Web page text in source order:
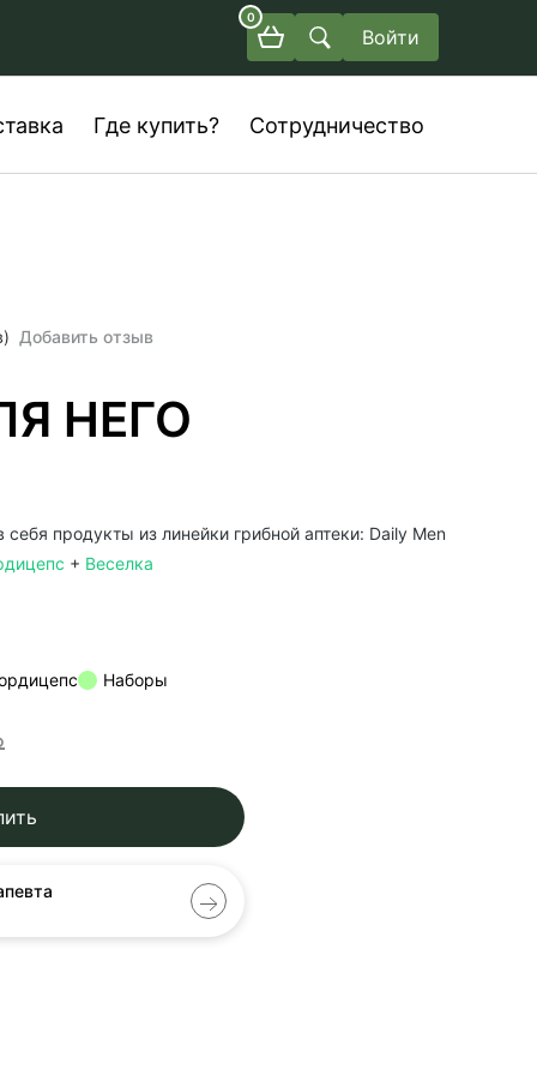
0
Войти
Где купить? Сотрудничество
Добавить отзыв
НЕГО
продукты из линейки грибной аптеки: Daily Men
+ Веселка
Наборы